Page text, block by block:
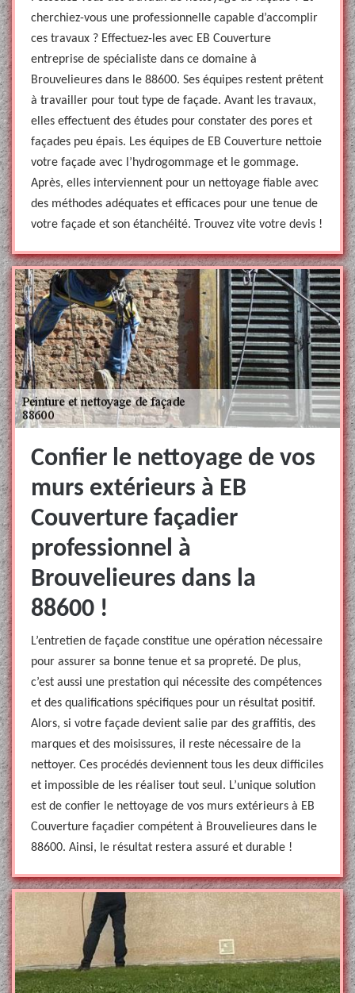
cherchiez-vous une professionnelle capable d’accomplir
ces travaux ? Effectuez-les avec EB Couverture
entreprise de spécialiste dans ce domaine à
Brouvelieures dans le 88600. Ses équipes restent prêtent
à travailler pour tout type de façade. Avant les travaux,
elles effectuent des études pour constater des pores et
façades peu épais. Les équipes de EB Couverture nettoie
votre façade avec l’hydrogommage et le gommage.
Après, elles interviennent pour un nettoyage fiable avec
des méthodes adéquates et efficaces pour une tenue de
votre façade et son étanchéité. Trouvez vite votre devis !
Confier le nettoyage de vos
murs extérieurs à EB
Couverture façadier
professionnel à
Brouvelieures dans la
88600 !
L’entretien de façade constitue une opération nécessaire
pour assurer sa bonne tenue et sa propreté. De plus,
c’est aussi une prestation qui nécessite des compétences
et des qualifications spécifiques pour un résultat positif.
Alors, si votre façade devient salie par des graffitis, des
marques et des moisissures, il reste nécessaire de la
nettoyer. Ces procédés deviennent tous les deux difficiles
et impossible de les réaliser tout seul. L’unique solution
est de confier le nettoyage de vos murs extérieurs à EB
Couverture façadier compétent à Brouvelieures dans le
88600. Ainsi, le résultat restera assuré et durable !